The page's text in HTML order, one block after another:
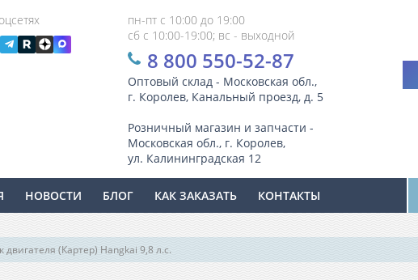
пн-пт с 10:00 до 19:00
сб с 10:00-19:00; вс - выходной
8 800 550-52-87
Оптовый склад - Московская обл.,
г. Королев, Канальный проезд, д. 5
Розничный магазин и запчасти -
Московская обл., г. Королев,
ул. Калининградская 12
НОВОСТИ БЛОГ КАК ЗАКАЗАТЬ КОНТАКТЫ
двигателя (Картер) Hangkai 9,8 л.с.